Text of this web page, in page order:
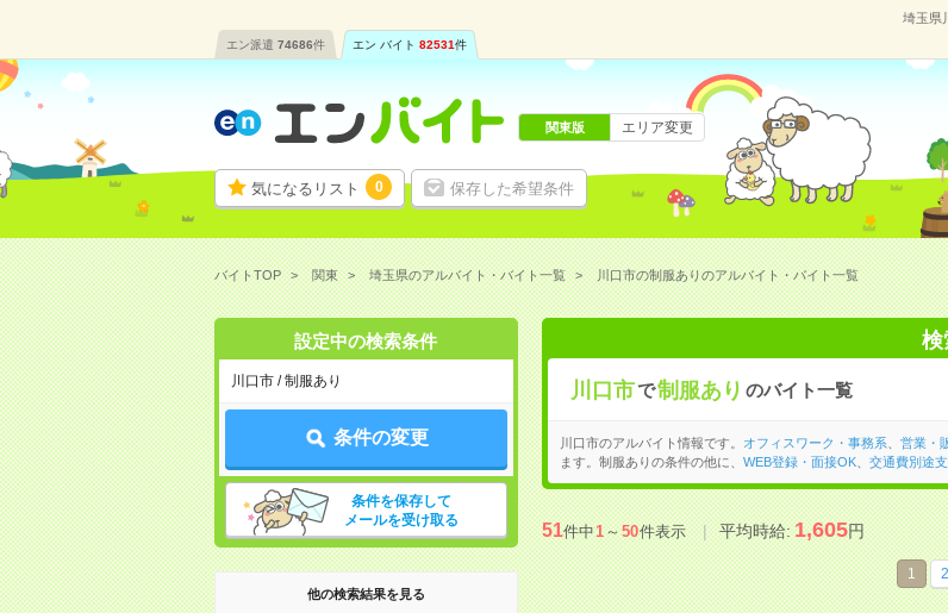
埼玉県
エン派遣 74686件 エン バイト 82531件
気になるリスト 0 保存した希望条件
関東版 エリア変更
バイトTOP 関東 埼玉県のアルバイト・バイト一覧 川口市の制服ありのアルバイト・バイト一覧
設定中の検索条件
川口市 / 制服あり
条件の変更
条件を保存して
メールを受け取る
他の検索結果を見る
検
川口市で制服あり のバイト一覧
川口市のアルバイト情報です。 オフィスワーク・事務系 営業・
ます。制服ありの条件の他に、 WEB登録・面接OK、 交通費別途
51件中1～50件表示 平均時給:1,605円
1 2